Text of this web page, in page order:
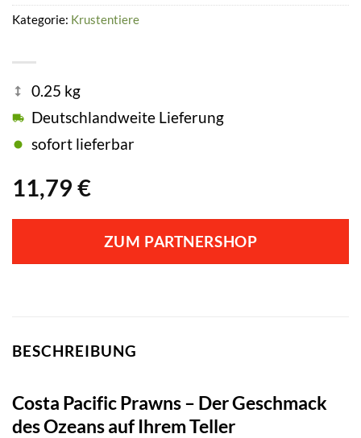
11,79 €
0.25 kg
Deutschlandweite Lieferung
sofort lieferbar
ZUM PARTNERSHOP
Kategorie: Krustentiere
BESCHREIBUNG
Costa Pacific Prawns – Der Geschmack
des Ozeans auf Ihrem Teller